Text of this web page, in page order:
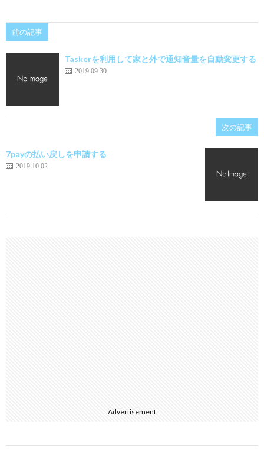
前の記事
Taskerを利用して家と外で通知音量を自動変更する
2019.09.30
次の記事
7payの払い戻しを申請する
2019.10.02
Advertisement